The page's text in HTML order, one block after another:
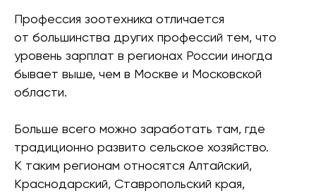
Профессия зоотехника отличается
от большинства других профессий тем, что
уровень зарплат в регионах России иногда
бывает выше, чем в Москве и Московской
области.
Больше всего можно заработать там, где
традиционно развито сельское хозяйство.
К таким регионам относятся Алтайский,
Краснодарский, Ставропольский края,